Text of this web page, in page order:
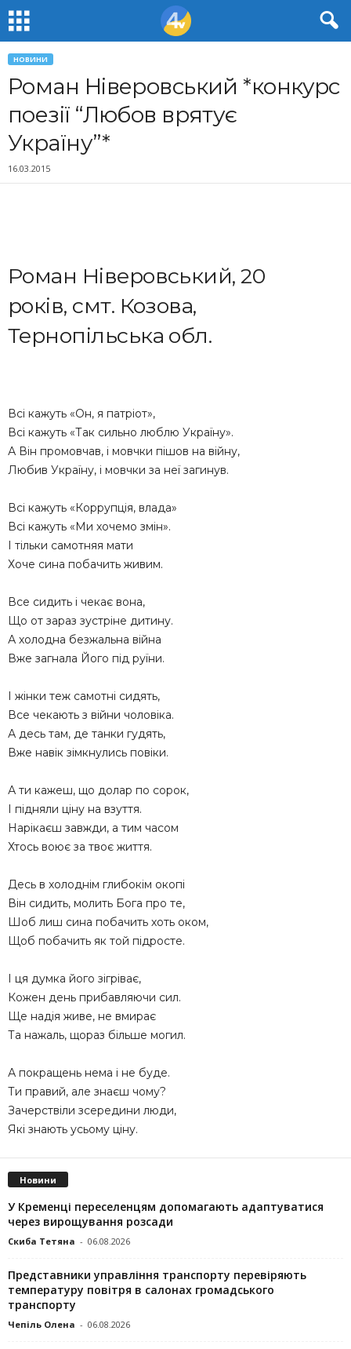
НОВИНИ
Роман Ніверовський *конкурс
поезії “Любов врятує
Україну”*
16.03.2015
Роман Ніверовський, 20
років, смт. Козова,
Тернопільська обл.
Всі кажуть «Он, я патріот»,
Всі кажуть «Так сильно люблю Україну».
А Він промовчав, і мовчки пішов на війну,
Любив Україну, і мовчки за неї загинув.
Всі кажуть «Коррупція, влада»
Всі кажуть «Ми хочемо змін».
І тільки самотняя мати
Хоче сина побачить живим.
Все сидить і чекає вона,
Що от зараз зустріне дитину.
А холодна безжальна війна
Вже загнала Його під руїни.
І жінки теж самотні сидять,
Все чекають з війни чоловіка.
А десь там, де танки гудять,
Вже навік зімкнулись повіки.
А ти кажеш, що долар по сорок,
І підняли ціну на взуття.
Нарікаєш завжди, а тим часом
Хтось воює за твоє життя.
Десь в холоднім глибокім окопі
Він сидить, молить Бога про те,
Шоб лиш сина побачить хоть оком,
Щоб побачить як той підросте.
І ця думка його зігріває,
Кожен день прибавляючи сил.
Ще надія живе, не вмирає
Та нажаль, щораз більше могил.
А покращень нема і не буде.
Ти правий, але знаєш чому?
Зачерствіли зсередини люди,
Які знають усьому ціну.
Новини
У Кременці переселенцям допомагають адаптуватися
через вирощування розсади
Скиба Тетяна - 06.08.2026
Представники управління транспорту перевіряють
температуру повітря в салонах громадського
транспорту
Чепіль Олена - 06.08.2026